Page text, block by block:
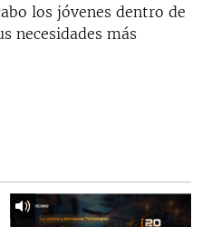
los jóvenes dentro de
necesidades más